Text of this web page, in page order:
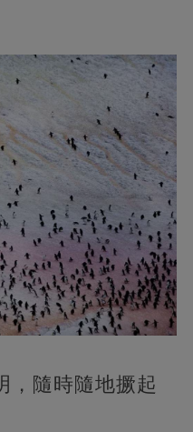
，隨時隨地撅起